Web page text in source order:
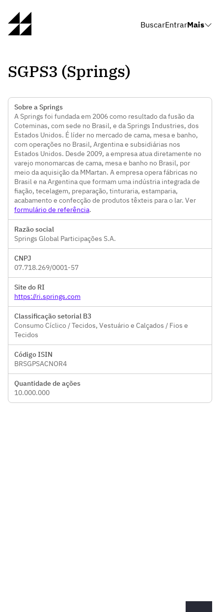
BuscarEntrarMais
SGPS3 (Springs)
Sobre a Springs
A Springs foi fundada em 2006 como resultado da fusão da
Coteminas, com sede no Brasil, e da Springs Industries, dos
Estados Unidos. É líder no mercado de cama, mesa e banho,
com operações no Brasil, Argentina e subsidiárias nos
Estados Unidos. Desde 2009, a empresa atua diretamente no
varejo monomarcas de cama, mesa e banho no Brasil, por
meio da aquisição da MMartan. A empresa opera fábricas no
Brasil e na Argentina que formam uma indústria integrada de
fiação, tecelagem, preparação, tinturaria, estamparia,
acabamento e confecção de produtos têxteis para o lar. Ver
formulário de referência.
Razão social
Springs Global Participações S.A.
CNPJ
07.718.269/0001-57
Site do RI
https://ri.springs.com
Classificação setorial B3
Consumo Cíclico / Tecidos, Vestuário e Calçados / Fios e
Tecidos
Código ISIN
BRSGPSACNOR4
Quantidade de ações
10.000.000